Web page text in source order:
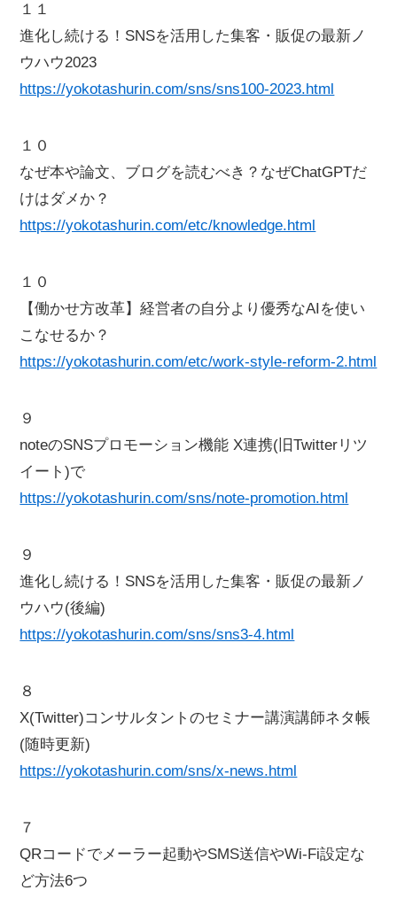
１１
進化し続ける！SNSを活用した集客・販促の最新ノ
ウハウ2023
https://yokotashurin.com/sns/sns100-2023.html
１０
なぜ本や論文、ブログを読むべき？なぜChatGPTだ
けはダメか？
https://yokotashurin.com/etc/knowledge.html
１０
【働かせ方改革】経営者の自分より優秀なAIを使い
こなせるか？
https://yokotashurin.com/etc/work-style-reform-2.html
９
noteのSNSプロモーション機能 X連携(旧Twitterリツ
イート)で
https://yokotashurin.com/sns/note-promotion.html
９
進化し続ける！SNSを活用した集客・販促の最新ノ
ウハウ(後編)
https://yokotashurin.com/sns/sns3-4.html
８
X(Twitter)コンサルタントのセミナー講演講師ネタ帳
(随時更新)
https://yokotashurin.com/sns/x-news.html
７
QRコードでメーラー起動やSMS送信やWi-Fi設定な
ど方法6つ